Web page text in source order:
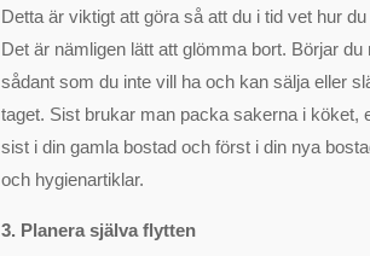
Detta är viktigt att göra så att du i tid vet hur
Det är nämligen lätt att glömma bort. Börjar
sådant som du inte vill ha och kan sälja eller
taget. Sist brukar man packa sakerna i
sist i din gamla bostad och först i din nya
och hygienartiklar.
3. Planera själva flytten